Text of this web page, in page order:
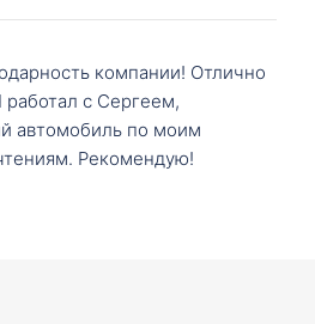
компании! Отлично
работал с Сергеем,
автомобиль по моим
Рекомендую!